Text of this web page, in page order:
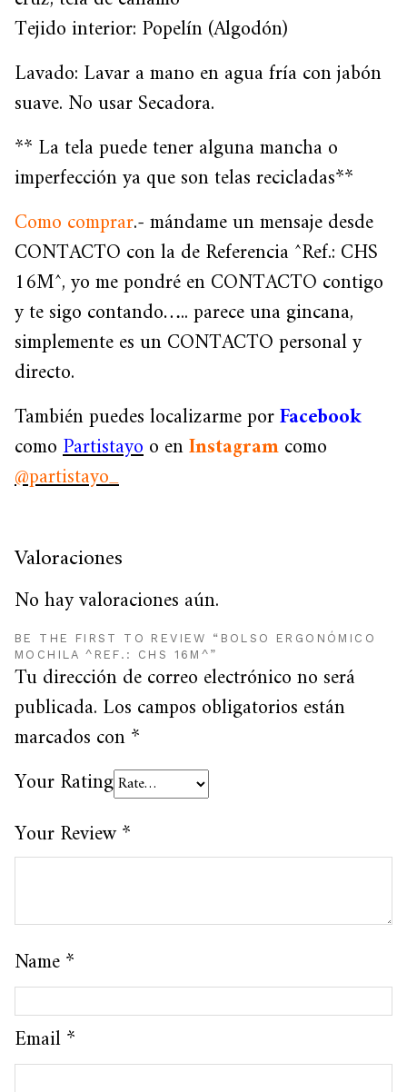
Tejido interior: Popelín (Algodón)
Lavado: Lavar a mano en agua fría con jabón
suave. No usar Secadora.
** La tela puede tener alguna mancha o
imperfección ya que son telas recicladas**
Como comprar.- mándame un mensaje desde
CONTACTO con la de Referencia ^Ref.: CHS
16M^, yo me pondré en CONTACTO contigo
y te sigo contando….. parece una gincana,
simplemente es un CONTACTO personal y
directo.
También puedes localizarme porFacebook
comoPartistayoo enInstagramcomo
@partistayo_
Valoraciones
No hay valoraciones aún.
BE THE FIRST TO REVIEW “BOLSO ERGONÓMICO
MOCHILA ^REF.: CHS 16M^”
Tu dirección de correo electrónico no será
publicada. Los campos obligatorios están
marcados con*
Your Rating
Your Review*
Name*
Email*